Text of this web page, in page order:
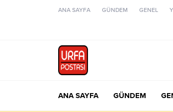
ANA SAYFA GÜNDEM GENEL
ANA SAYFA GÜNDEM